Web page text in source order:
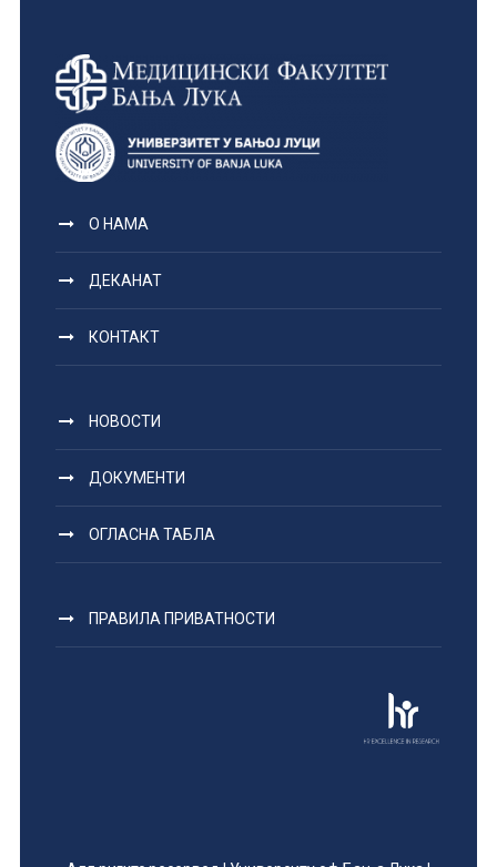
О НАМА
ДЕКАНАТ
КОНТАКТ
НОВОСТИ
ДОКУМЕНТИ
ОГЛАСНА ТАБЛА
ПРАВИЛА ПРИВАТНОСТИ